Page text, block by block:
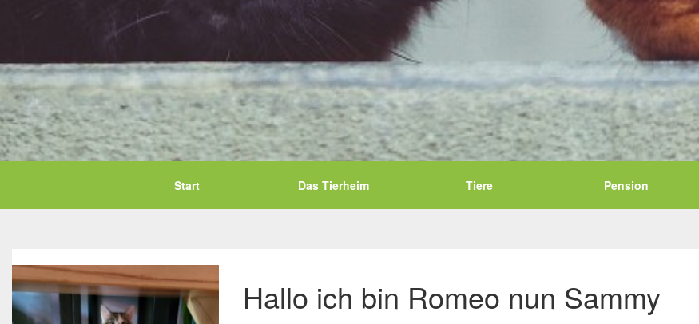
Start Das Tierheim Tiere Pension
Hallo ich bin Romeo nun Sammy